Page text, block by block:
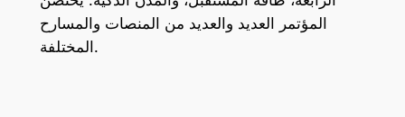
المؤتمر العديد والعديد من المنصات والمسارح
المختلفة.